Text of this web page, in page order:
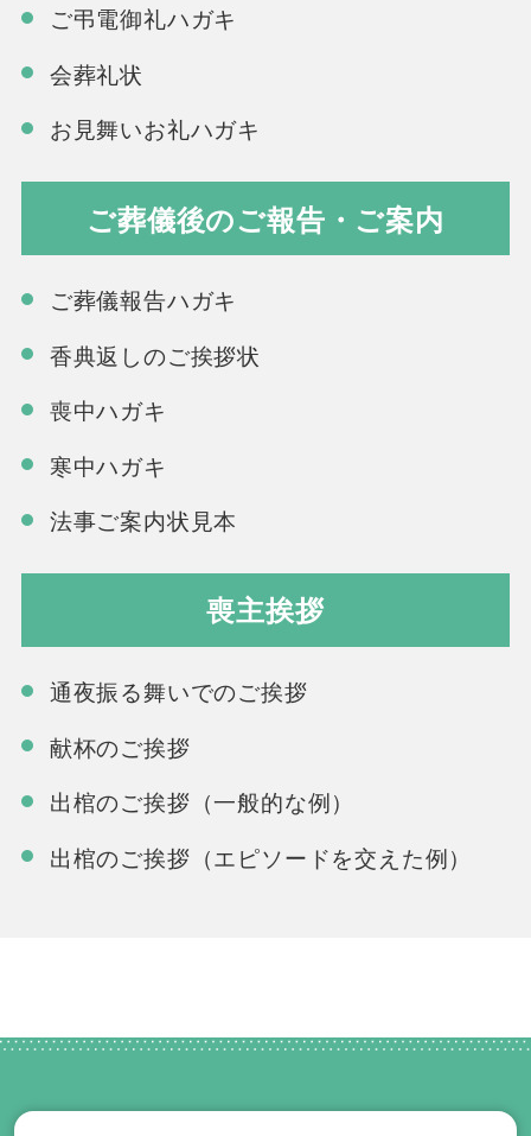
ご弔電御礼ハガキ
会葬礼状
お見舞いお礼ハガキ
ご葬儀後のご報告・ご案内
ご葬儀報告ハガキ
香典返しのご挨拶状
喪中ハガキ
寒中ハガキ
法事ご案内状見本
喪主挨拶
通夜振る舞いでのご挨拶
献杯のご挨拶
出棺のご挨拶（一般的な例）
出棺のご挨拶（エピソードを交えた例）